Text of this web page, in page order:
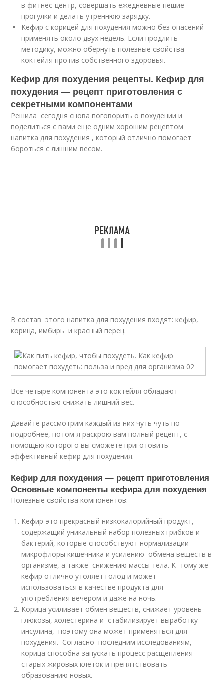
в фитнес-центр, совершать ежедневные пешие
прогулки и делать утреннюю зарядку.
Кефир с корицей для похудения можно без опасений
применять около двух недель. Если продлить
методику, можно обернуть полезные свойства
коктейля против собственного здоровья.
Кефир для похудения рецепты. Кефир для
похудения — рецепт приготовления с
секретными компонентами
Решила сегодня снова поговорить о похудении и
поделиться с вами еще одним хорошим рецептом
напитка для похудения , который отлично помогает
бороться с лишним весом.
В состав этого напитка для похудения входят: кефир,
корица, имбирь и красный перец.
Все четыре компонента это коктейля обладают
способностью снижать лишний вес.
Давайте рассмотрим каждый из них чуть чуть по
подробнее, потом я раскрою вам полный рецепт, с
помощью которого вы сможете приготовить
эффективный кефир для похудения.
Кефир для похудения — рецепт приготовления
Основные компоненты кефира для похудения
Полезные свойства компонентов:
Кефир-это прекрасный низкокалорийный продукт,
содержащий уникальный набор полезных грибков и
бактерий, которые способствуют нормализации
микрофлоры кишечника и усилению обмена веществ в
организме, а также снижению массы тела. К тому же
кефир отлично утоляет голод и может
использоваться в качестве продукта для
употребления вечером и даже на ночь.
Корица усиливает обмен веществ, снижает уровень
глюкозы, холестерина и стабилизирует выработку
инсулина, поэтому она может применяться для
похудения. Согласно последним исследованиям,
корица способна запускать процесс расщепления
старых жировых клеток и препятствовать
образованию новых.